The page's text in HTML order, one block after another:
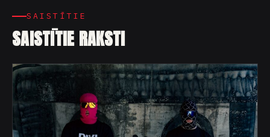
SAISTĪTIE
SAISTĪTIE RAKSTI